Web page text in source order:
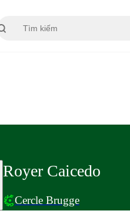
Royer Caicedo
Cercle Brugge